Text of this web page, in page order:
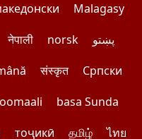
Malagasy
नेपाली norsk
پښتو
संस्कृत
Српски
basa Sunda
тоҷикӣ தமிழ் ไทย